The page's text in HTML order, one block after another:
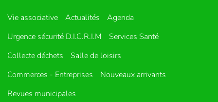
Vie associative Actualités
Agenda
Urgence sécurité D.I.C.R.I.M
Services Santé
Collecte déchets
Salle de loisirs
Commerces - Entreprises
Nouveaux arrivants
Revues municipales